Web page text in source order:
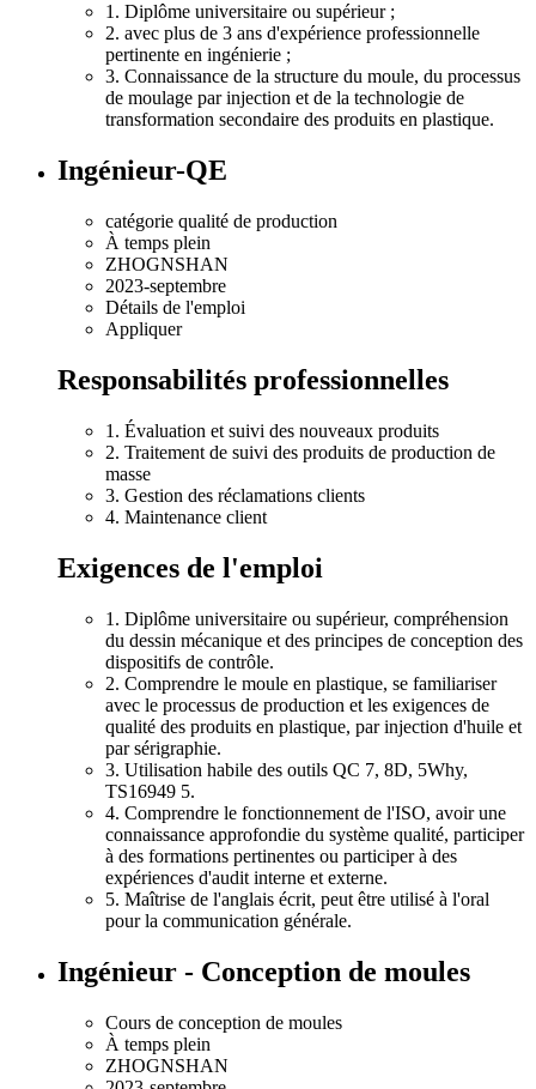
1. Diplôme universitaire ou supérieur ;
2. avec plus de 3 ans d'expérience professionnelle
pertinente en ingénierie ;
3. Connaissance de la structure du moule, du processus
de moulage par injection et de la technologie de
transformation secondaire des produits en plastique.
Ingénieur-QE
catégorie qualité de production
À temps plein
ZHOGNSHAN
2023-septembre
Détails de l'emploi
Appliquer
Responsabilités professionnelles
1. Évaluation et suivi des nouveaux produits
2. Traitement de suivi des produits de production de
masse
3. Gestion des réclamations clients
4. Maintenance client
Exigences de l'emploi
1. Diplôme universitaire ou supérieur, compréhension
du dessin mécanique et des principes de conception des
dispositifs de contrôle.
2. Comprendre le moule en plastique, se familiariser
avec le processus de production et les exigences de
qualité des produits en plastique, par injection d'huile et
par sérigraphie.
3. Utilisation habile des outils QC 7, 8D, 5Why,
TS16949 5.
4. Comprendre le fonctionnement de l'ISO, avoir une
connaissance approfondie du système qualité, participer
à des formations pertinentes ou participer à des
expériences d'audit interne et externe.
5. Maîtrise de l'anglais écrit, peut être utilisé à l'oral
pour la communication générale.
Ingénieur - Conception de moules
Cours de conception de moules
À temps plein
ZHOGNSHAN